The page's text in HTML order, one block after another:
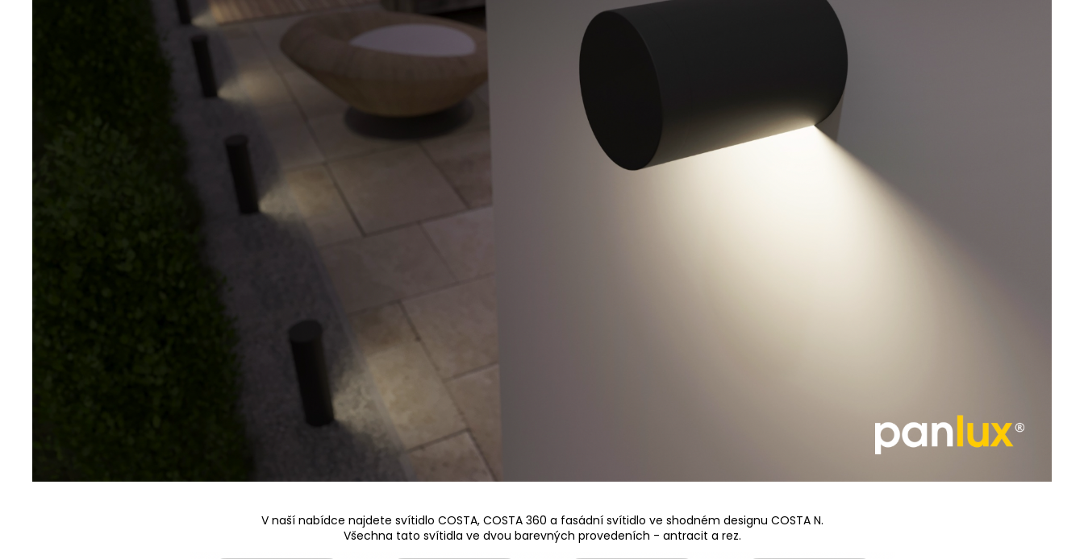
V naší nabídce najdete svítidlo COSTA, COSTA 360 a fasádní svítidlo ve shodném designu COSTA N.
Všechna tato svítidla ve dvou barevných provedeních - antracit a rez.